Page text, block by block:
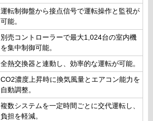
運転制御盤から接点信号で運転操作と監視が
可能。
別売コントローラーで最大1,024台の室内機
を集中制御可能。
全熱交換器と連動し、効率的な運転が可能。
CO2濃度上昇時に換気風量とエアコン能力を
自動調整。
複数システムを一定時間ごとに交代運転し、
負担を軽減。